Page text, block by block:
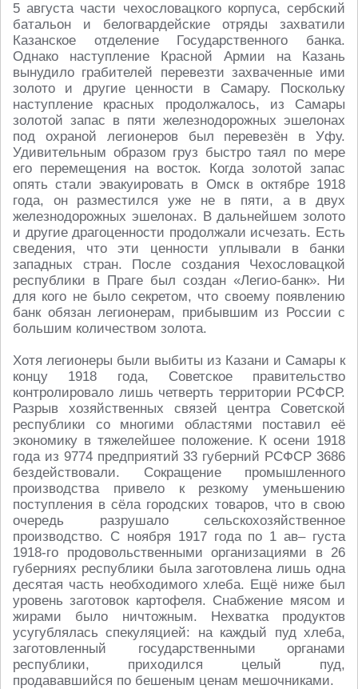
5 августа части чехословацкого корпуса, сербский
батальон и белогвардейские отряды захватили
Казанское отделение Государственного банка.
Однако наступление Красной Армии на Казань
вынудило грабителей перевезти захваченные ими
золото и другие ценности в Самару. Поскольку
наступление красных продолжалось, из Самары
золотой запас в пяти железнодорожных эшелонах
под охраной легионеров был перевезён в Уфу.
Удивительным образом груз быстро таял по мере
его перемещения на восток. Когда золотой запас
опять стали эвакуировать в Омск в октябре 1918
года, он разместился уже не в пяти, а в двух
железнодорожных эшелонах. В дальнейшем золото
и другие драгоценности продолжали исчезать. Есть
сведения, что эти ценности уплывали в банки
западных стран. После создания Чехословацкой
республики в Праге был создан «Легио-банк». Ни
для кого не было секретом, что своему появлению
банк обязан легионерам, прибывшим из России с
большим количеством золота.
Хотя легионеры были выбиты из Казани и Самары к
концу 1918 года, Советское правительство
контролировало лишь четверть территории РСФСР.
Разрыв хозяйственных связей центра Советской
республики со многими областями поставил её
экономику в тяжелейшее положение. К осени 1918
года из 9774 предприятий 33 губерний РСФСР 3686
бездействовали. Сокращение промышленного
производства привело к резкому уменьшению
поступления в сёла городских товаров, что в свою
очередь разрушало сельскохозяйственное
производство. С ноября 1917 года по 1 ав– густа
1918-го продовольственными организациями в 26
губерниях республики была заготовлена лишь одна
десятая часть необходимого хлеба. Ещё ниже был
уровень заготовок картофеля. Снабжение мясом и
жирами было ничтожным. Нехватка продуктов
усугублялась спекуляцией: на каждый пуд хлеба,
заготовленный государственными органами
республики, приходился целый пуд,
продававшийся по бешеным ценам мешочниками.